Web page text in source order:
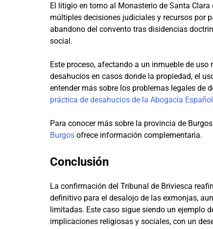
El litigio en torno al Monasterio de Santa
múltiples decisiones judiciales y recursos por
abandono del convento tras disidencias
social.
Este proceso, afectando a un inmueble de
desahucios en casos donde la propiedad, el
entender más sobre los problemas legales de
práctica de desahucios de la Abogacía
Para conocer más sobre la provincia de
Burgos ofrece información complementaria.
Conclusión
La confirmación del Tribunal de Briviesca
definitivo para el desalojo de las exmonjas,
limitadas. Este caso sigue siendo un ejemplo
implicaciones religiosas y sociales, con un